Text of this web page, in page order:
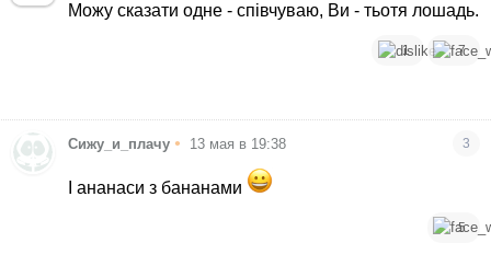
Можу сказати одне - співчуваю, Ви - тьотя лошадь.
1 7
Сижу_и_плачу • 13 мая в 19:38 3
І ананаси з бананами
5